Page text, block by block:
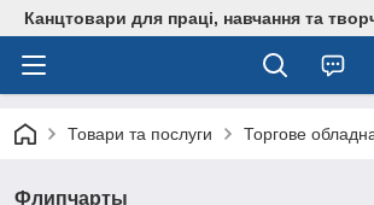
Канцтовари для працi, навчання та
Товари та послуги Торгове
Флипчарты